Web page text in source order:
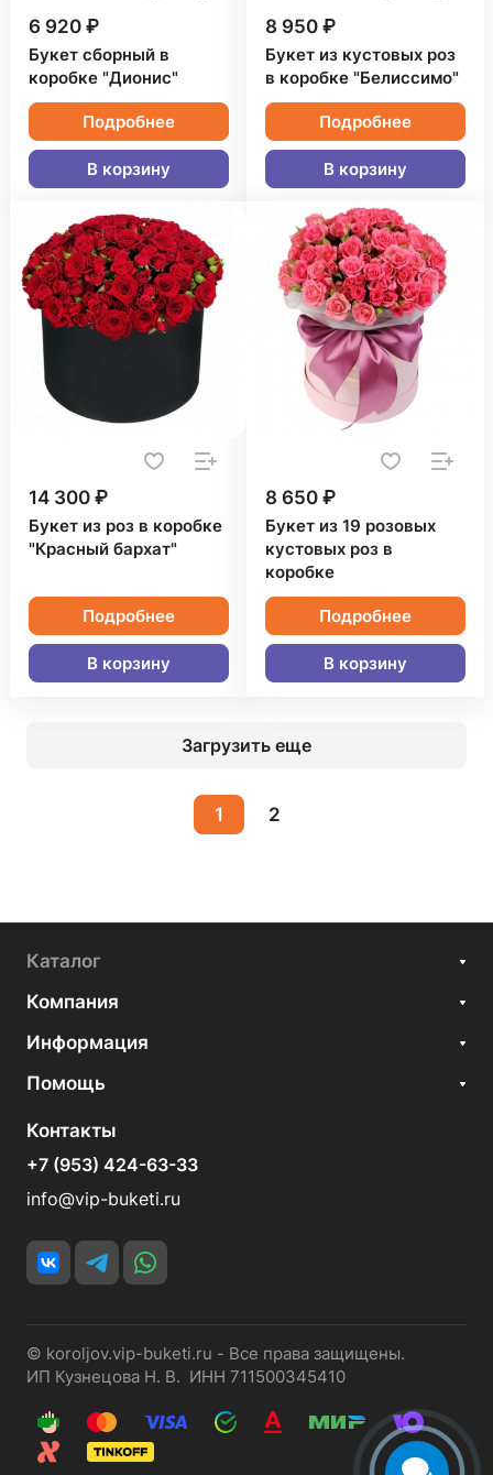
6 920 ₽
Букет сборный в
коробке "Дионис"
Подробнее
В корзину
8 950 ₽
Букет из кустовых роз
в коробке "Белиссимо"
Подробнее
В корзину
14 300 ₽
Букет из роз в коробке
"Красный бархат"
Подробнее
В корзину
8 650 ₽
Букет из 19 розовых
кустовых роз в
коробке
Подробнее
В корзину
Загрузить еще
1 2
Каталог
Компания
Информация
Помощь
Контакты
+7 (953) 424-63-33
info@vip-buketi.ru
© koroljov.vip-buketi.ru - Все права защищены.
ИП Кузнецова Н. В. ИНН 711500345410